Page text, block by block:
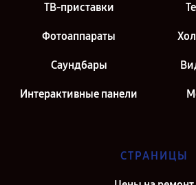
ТВ-приставки
Фотоаппараты
Саундбары
Интерактивные панели
СТРАНИЦЫ